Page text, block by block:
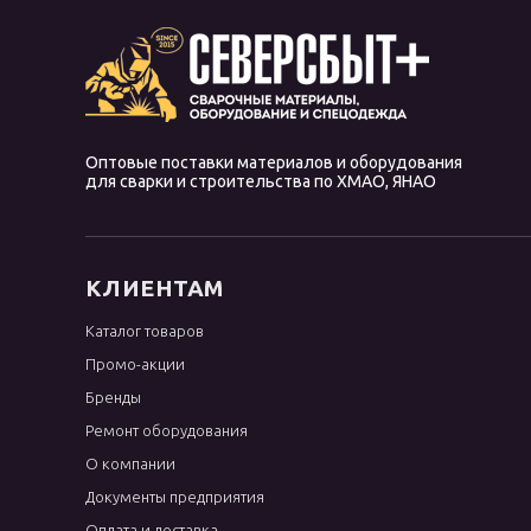
OK 68.82
OK 74.70
OK 74.78
OK 75.75
OK 83.50
OK 83.65
OK 84.80
OK 92.18
OK 92.58
Оптовые поставки материалов и оборудования
для сварки и строительства по ХМАО, ЯНАО
КЛИЕНТАМ
Каталог товаров
Промо-акции
Бренды
Ремонт оборудования
О компании
Документы предприятия